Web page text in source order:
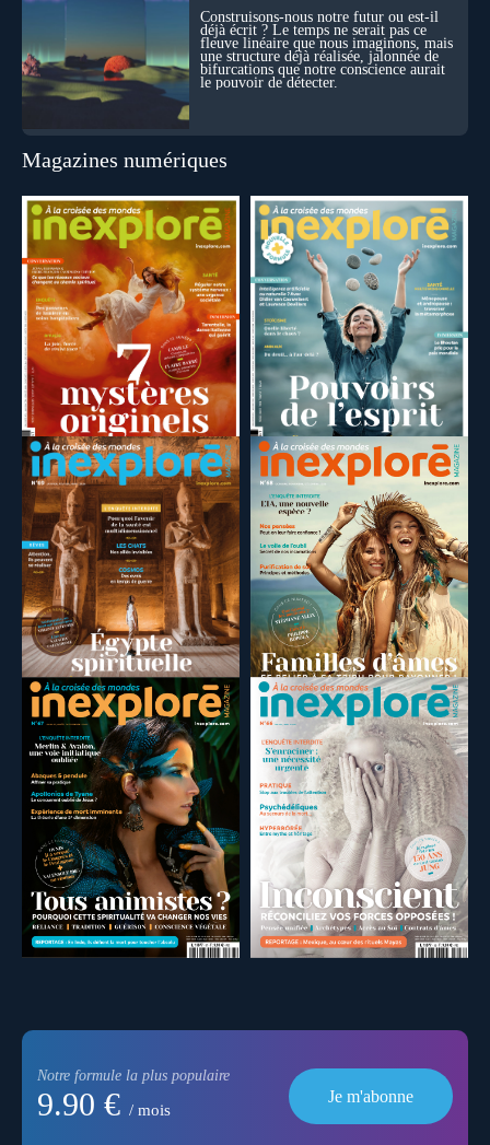
Construisons-nous notre futur ou est-il
déjà écrit ? Le temps ne serait pas ce
fleuve linéaire que nous imaginons, mais
une structure déjà réalisée, jalonnée de
bifurcations que notre conscience aurait
le pouvoir de détecter.
Magazines numériques
Notre formule la plus populaire
9.90 € / mois
Je m'abonne